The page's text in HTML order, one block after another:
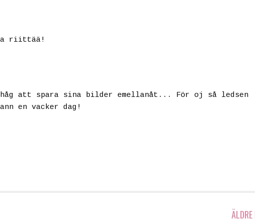
riittää!
ihåg att spara sina bilder emellanåt... För oj så ledsen
en vacker dag!